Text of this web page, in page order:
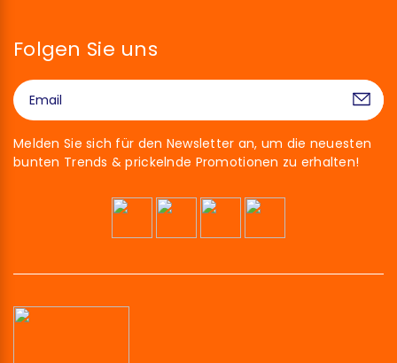
Folgen Sie uns
Melden Sie sich für den Newsletter an, um die neuesten
bunten Trends & prickelnde Promotionen zu erhalten!